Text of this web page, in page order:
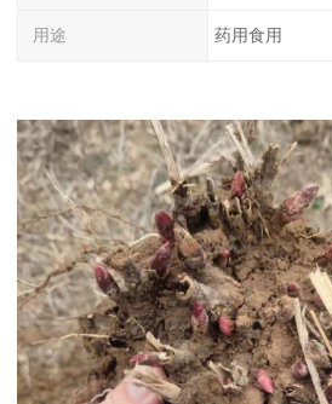
用途 药用食用